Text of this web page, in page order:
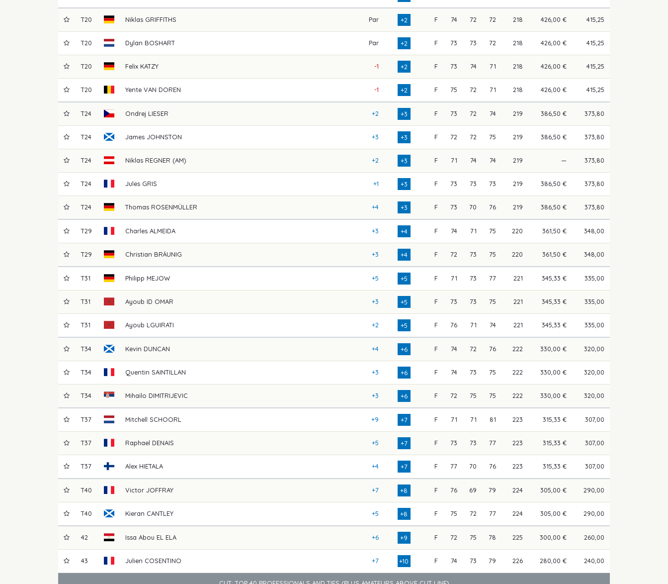
T20 Niklas GRIFFITHS Par +2 F 74 72 72 218 426,00 € 415,25
T20 Dylan BOSHART Par +2 F 73 73 72 218 426,00 € 415,25
T20 Felix KATZY -1 +2 F 73 74 71 218 426,00 € 415,25
T20 Yente VAN DOREN -1 +2 F 75 72 71 218 426,00 € 415,25
T24 Ondrej LIESER +2 +3 F 73 72 74 219 386,50 € 373,80
T24 James JOHNSTON +3 +3 F 72 72 75 219 386,50 € 373,80
T24 Niklas REGNER (AM) +2 +3 F 71 74 74 219 — 373,80
T24 Jules GRIS +1 +3 F 73 73 73 219 386,50 € 373,80
T24 Thomas ROSENMÜLLER +4 +3 F 73 70 76 219 386,50 € 373,80
T29 Charles ALMEIDA +3 +4 F 74 71 75 220 361,50 € 348,00
T29 Christian BRÄUNIG +3 +4 F 72 73 75 220 361,50 € 348,00
T31 Philipp MEJOW +5 +5 F 71 73 77 221 345,33 € 335,00
T31 Ayoub ID OMAR +3 +5 F 73 73 75 221 345,33 € 335,00
T31 Ayoub LGUIRATI +2 +5 F 76 71 74 221 345,33 € 335,00
T34 Kevin DUNCAN +4 +6 F 74 72 76 222 330,00 € 320,00
T34 Quentin SAINTILLAN +3 +6 F 74 73 75 222 330,00 € 320,00
T34 Mihailo DIMITRIJEVIC +3 +6 F 72 75 75 222 330,00 € 320,00
T37 Mitchell SCHOORL +9 +7 F 71 71 81 223 315,33 € 307,00
T37 Raphael DENAIS +5 +7 F 73 73 77 223 315,33 € 307,00
T37 Alex HIETALA +4 +7 F 77 70 76 223 315,33 € 307,00
T40 Victor JOFFRAY +7 +8 F 76 69 79 224 305,00 € 290,00
T40 Kieran CANTLEY +5 +8 F 75 72 77 224 305,00 € 290,00
42 Issa Abou EL ELA +6 +9 F 72 75 78 225 300,00 € 260,00
43 Julien COSENTINO +7 +10 F 74 73 79 226 280,00 € 240,00